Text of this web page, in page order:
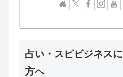
占い・スピビジネス
方へ